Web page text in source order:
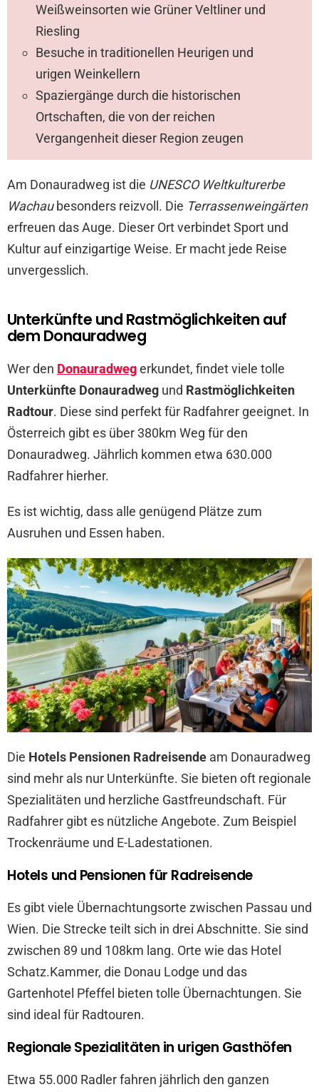
Weißweinsorten wie Grüner Veltliner und
Riesling
Besuche in traditionellen Heurigen und
urigen Weinkellern
Spaziergänge durch die historischen
Ortschaften, die von der reichen
Vergangenheit dieser Region zeugen
Am Donauradweg ist die UNESCO Weltkulturerbe
Wachaubesonders reizvoll. Die Terrassenweingärten
erfreuen das Auge. Dieser Ort verbindet Sport und
Kultur auf einzigartige Weise. Er macht jede Reise
unvergesslich.
Unterkünfte und Rastmöglichkeiten auf
dem Donauradweg
Wer den Donauradwegerkundet, findet viele tolle
Unterkünfte Donauradweg und Rastmöglichkeiten
Radtour. Diese sind perfekt für Radfahrer geeignet. In
Österreich gibt es über 380km Weg für den
Donauradweg. Jährlich kommen etwa 630.000
Radfahrer hierher.
Es ist wichtig, dass alle genügend Plätze zum
Ausruhen und Essen haben.
Die Hotels Pensionen Radreisende am Donauradweg
sind mehr als nur Unterkünfte. Sie bieten oft regionale
Spezialitäten und herzliche Gastfreundschaft. Für
Radfahrer gibt es nützliche Angebote. Zum Beispiel
Trockenräume und E-Ladestationen.
Hotels und Pensionen für Radreisende
Es gibt viele Übernachtungsorte zwischen Passau und
Wien. Die Strecke teilt sich in drei Abschnitte. Sie sind
zwischen 89 und 108km lang. Orte wie das Hotel
Schatz.Kammer, die Donau Lodge und das
Gartenhotel Pfeffel bieten tolle Übernachtungen. Sie
sind ideal für Radtouren.
Regionale Spezialitäten in urigen Gasthöfen
Etwa 55.000 Radler fahren jährlich den ganzen